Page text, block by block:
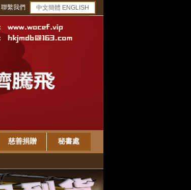
聯繫我們 中文簡體 ENGLISH
慈善捐贈 秘書處